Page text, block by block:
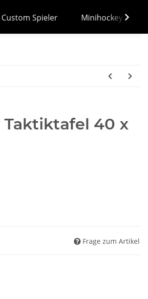
Custom Spieler Minihockey
Taktiktafel 40 x
Frage zum Artikel